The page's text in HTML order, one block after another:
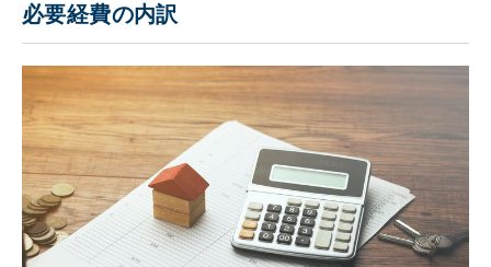
必要経費の内訳